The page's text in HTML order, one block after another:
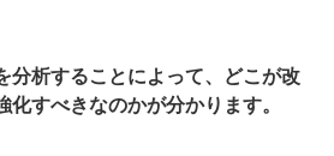
分析することによって、どこが改
化すべきなのかが分かります。